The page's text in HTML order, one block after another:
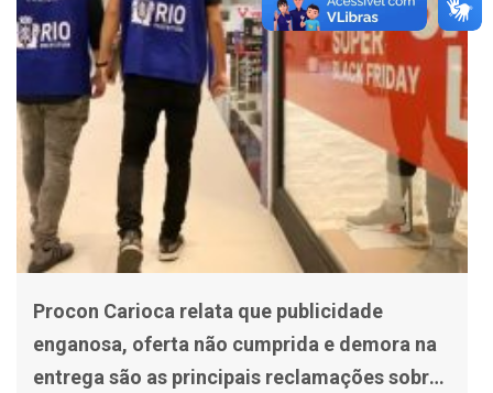
Procon Carioca relata que publicidade
enganosa, oferta não cumprida e demora na
entrega são as principais reclamações sobre